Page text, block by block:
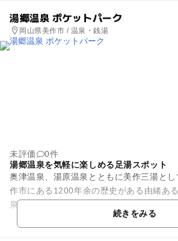
湯郷温泉 ポケットパーク
岡山県美作市 / 温泉・銭湯
未評価
0件
湯郷温泉を気軽に楽しめる足湯スポット
奥津温泉、湯原温泉とともに美作三湯と
作市にある1200年余の歴史がある由緒あ
泉街には多くの旅館が立ち並び、多くの
続きをみる